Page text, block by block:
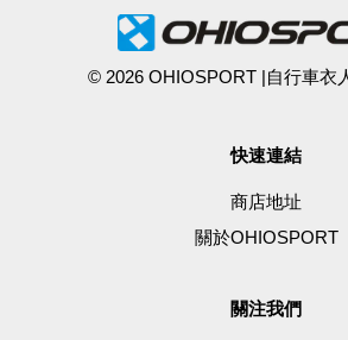
© 2026 OHIOSPORT |自行車衣
快速連結
商店地址
關於OHIOSPORT
關注我們